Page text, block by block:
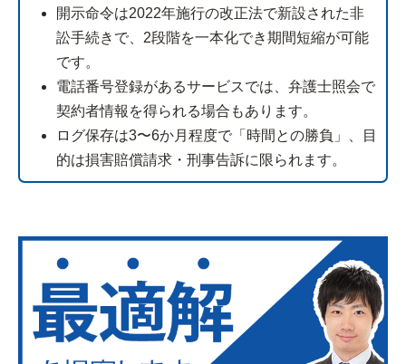
開示命令は2022年施行の改正法で新設された非
訟手続きで、2段階を一本化でき期間短縮が可能
です。
電話番号登録があるサービスでは、弁護士照会で
契約者情報を得られる場合もあります。
ログ保存は3〜6か月程度で「時間との勝負」、目
的は損害賠償請求・刑事告訴に限られます。